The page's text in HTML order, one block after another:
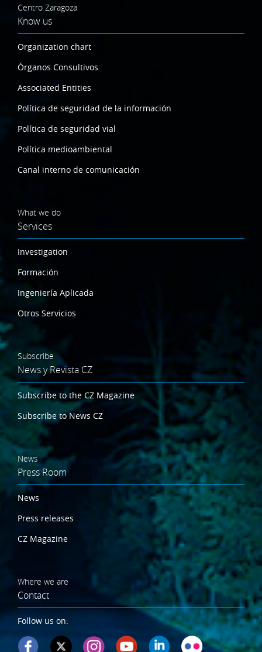
Centro Zaragoza
Know us
Organization chart
Órganos Consultivos
Associated Entities
Política de seguridad de la información
Política de seguridad vial
Política medioambiental
Canal interno de comunicación
What we do
Services
Investigation
Formación
Ingeniería Aplicada
Otros Servicios
Subscribe
News y Revista CZ
Subscribe to the CZ Magazine
Subscribe to News CZ
News
Press Room
News
Press releases
CZ Magazine
Where we are
Contact
Follow us on: